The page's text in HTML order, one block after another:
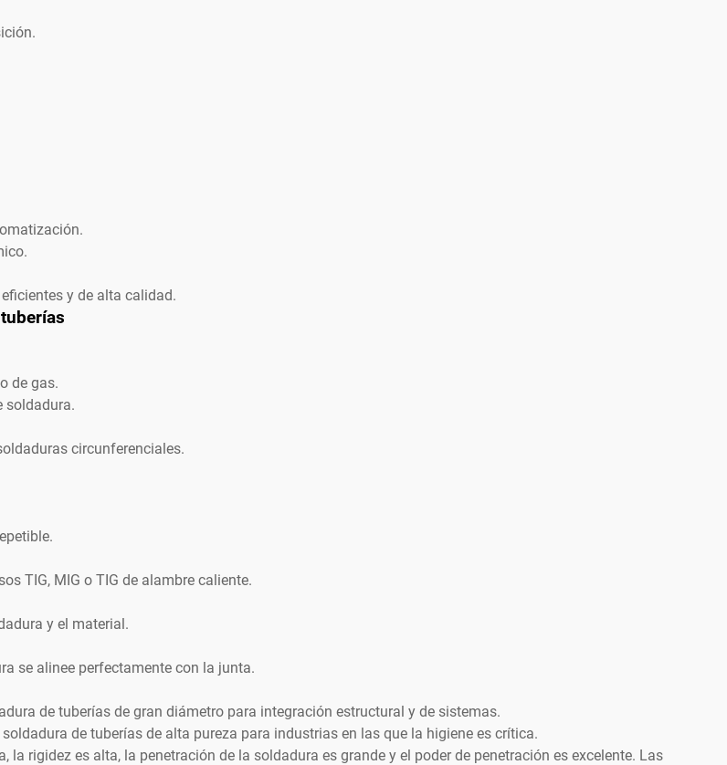
y de alta calidad.
de gas.
soldadura.
circunferenciales.
TIG, MIG o TIG de alambre caliente.
y el material.
se alinee perfectamente con la junta.
de tuberías de gran diámetro para integración estructural y de sistemas.
de tuberías de alta pureza para industrias en las que la higiene es crítica.
la rigidez es alta, la penetración de la soldadura es grande y el poder de penetración es excelente. Las